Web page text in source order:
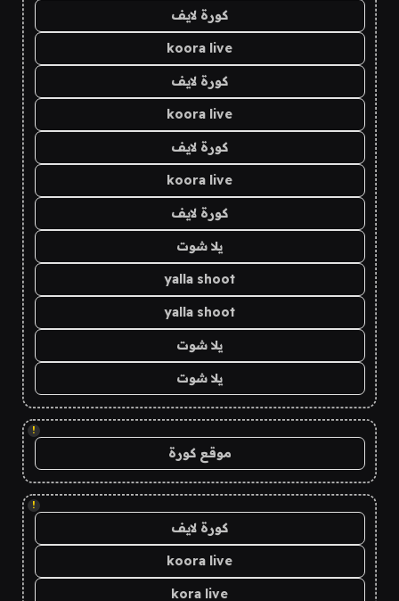
كورة لايف
koora live
كورة لايف
koora live
كورة لايف
koora live
كورة لايف
يلا شوت
yalla shoot
yalla shoot
يلا شوت
يلا شوت
!
موقع كورة
!
كورة لايف
koora live
kora live